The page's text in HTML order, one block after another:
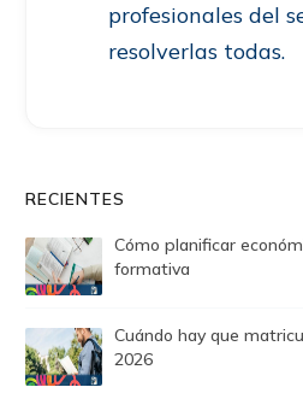
profesionales del
resolverlas todas.
RECIENTES
Cómo planificar
formativa
Cuándo hay que
2026